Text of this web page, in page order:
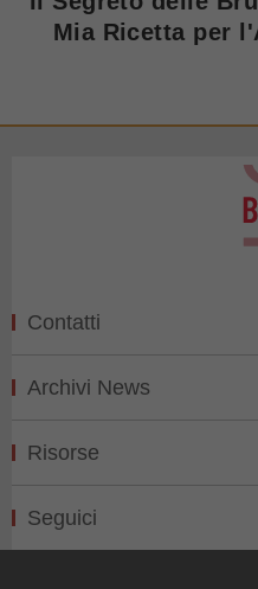
Mia Ricetta per
Contatti
Archivi News
Risorse
Seguici